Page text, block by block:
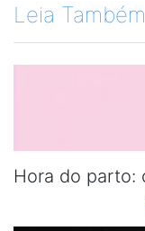
Leia Também